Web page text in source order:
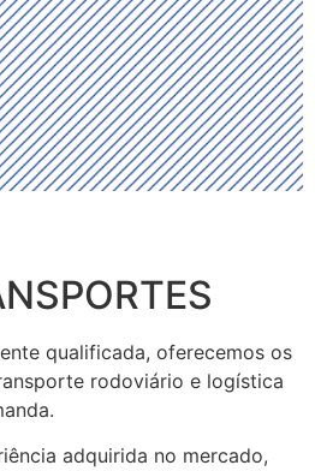
qualificada, oferecemos os
rodoviário e logística
adquirida no mercado,